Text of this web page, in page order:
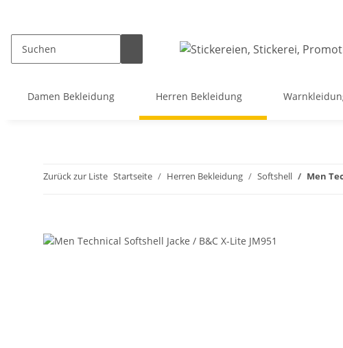
Damen Bekleidung Herren Bekleidung
Zurück zur Liste Startseite Herren Bekleidung Softshell Men